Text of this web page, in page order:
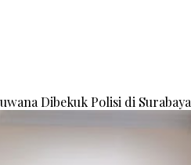
Dibekuk Polisi di Surabaya